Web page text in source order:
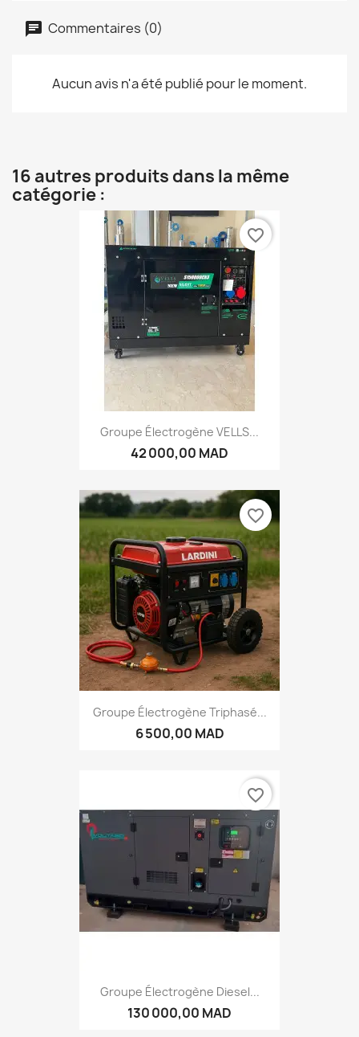
Commentaires (0)
Aucun avis n'a été publié pour le moment.
16 autres produits dans la même
catégorie :
Groupe Électrogène VELLS...
42 000,00 MAD
favorite_border
Groupe Électrogène Triphasé...
6 500,00 MAD
favorite_border
Groupe Électrogène Diesel...
130 000,00 MAD
favorite_border